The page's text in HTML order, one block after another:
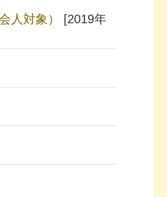
人対象） [2019年